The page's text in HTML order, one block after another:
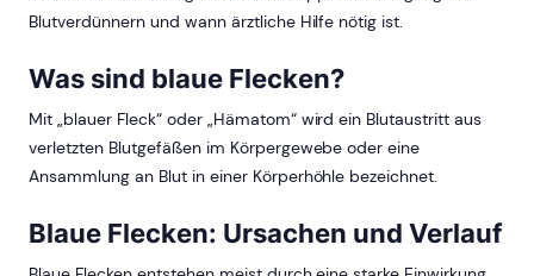
Blutverdünnern und wann ärztliche Hilfe nötig ist.
Was sind blaue Flecken?
Mit „blauer Fleck“ oder „Hämatom“ wird ein Blutaustritt aus
verletzten Blutgefäßen im Körpergewebe oder eine
Ansammlung an Blut in einer Körperhöhle bezeichnet.
Blaue Flecken: Ursachen und Verlauf